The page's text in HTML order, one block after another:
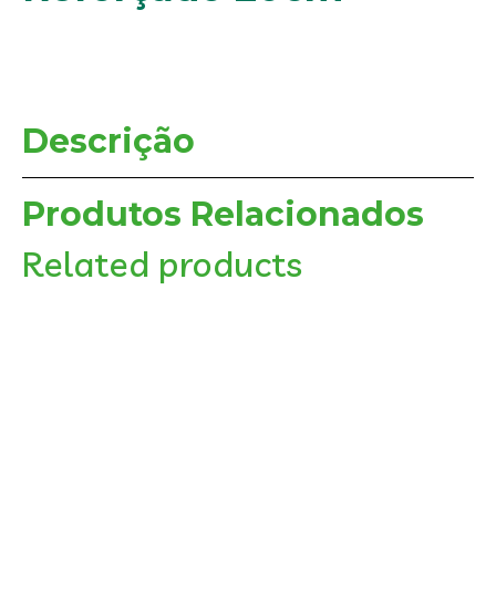
Descrição
Produtos Relacionados
Related products